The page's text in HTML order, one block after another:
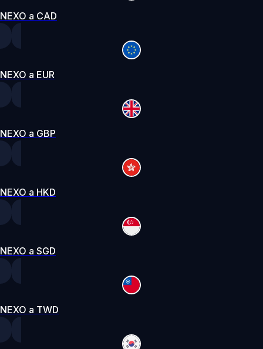
NEXO a CAD
NEXO a EUR
NEXO a GBP
NEXO a HKD
NEXO a SGD
NEXO a TWD